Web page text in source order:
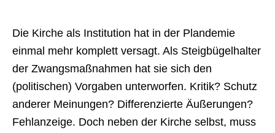
Die Kirche als Institution hat in der Plandemie
einmal mehr komplett versagt. Als Steigbügelhalter
der Zwangsmaßnahmen hat sie sich den
(politischen) Vorgaben unterworfen. Kritik? Schutz
anderer Meinungen? Differenzierte Äußerungen?
Fehlanzeige. Doch neben der Kirche selbst, muss